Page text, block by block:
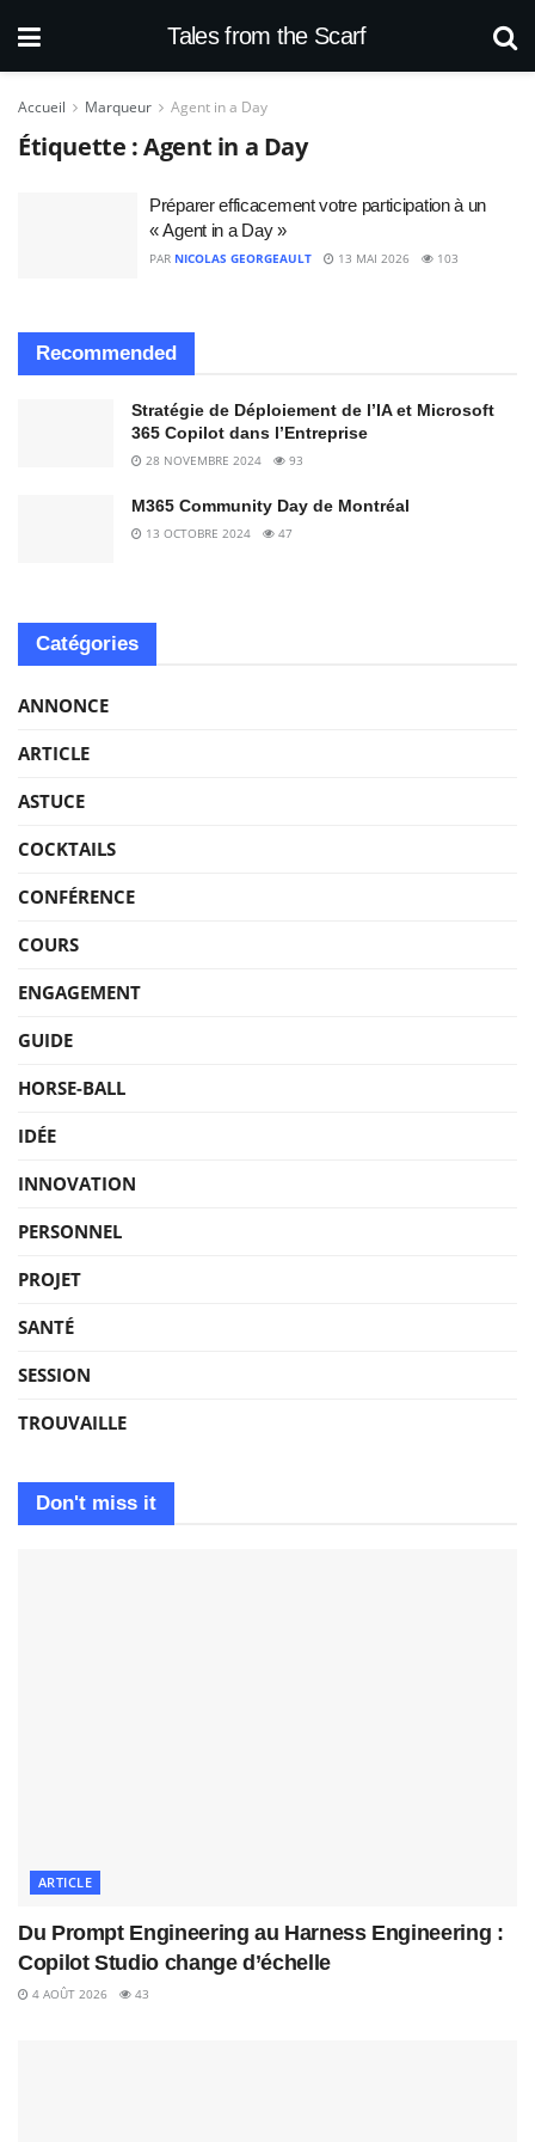
Tales from the Scarf
Accueil Marqueur Agent in a Day
Étiquette :Agent in a Day
Préparer efficacement votre participation à un
« Agent in a Day »
PAR NICOLAS GEORGEAULT 13 MAI 2026 103
Recommended
Stratégie de Déploiement de l’IA et Microsoft
365 Copilot dans l’Entreprise
28 NOVEMBRE 2024 93
M365 Community Day de Montréal
13 OCTOBRE 2024 47
Catégories
ANNONCE
ARTICLE
ASTUCE
COCKTAILS
CONFÉRENCE
COURS
ENGAGEMENT
GUIDE
HORSE-BALL
IDÉE
INNOVATION
PERSONNEL
PROJET
SANTÉ
SESSION
TROUVAILLE
Don't miss it
ARTICLE
Du Prompt Engineering au Harness Engineering :
Copilot Studio change d’échelle
4 AOÛT 2026 43